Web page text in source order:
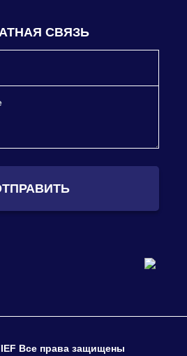
СВЯЗЬ
Все права защищены